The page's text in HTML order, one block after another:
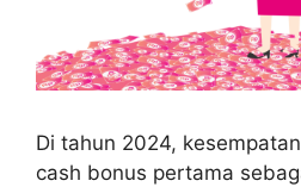
Di tahun 2024,
cash bonus pertama